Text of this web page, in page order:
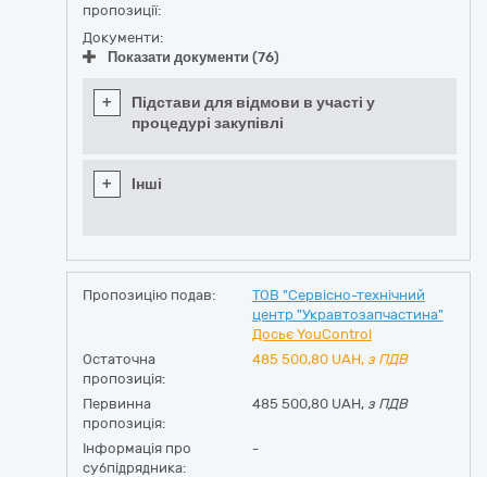
пропозиції:
Документи:
Показати документи (76)
+
Підстави для відмови в участі у
процедурі закупівлі
+ Інші
Пропозицію подав:
ТОВ "Сервісно-технічний
центр "Укравтозапчастина"
Досьє YouControl
Остаточна
пропозиція:
485 500,80 UAH, з ПДВ
Первинна
пропозиція:
485 500,80 UAH, з ПДВ
Інформація про
субпідрядника:
-